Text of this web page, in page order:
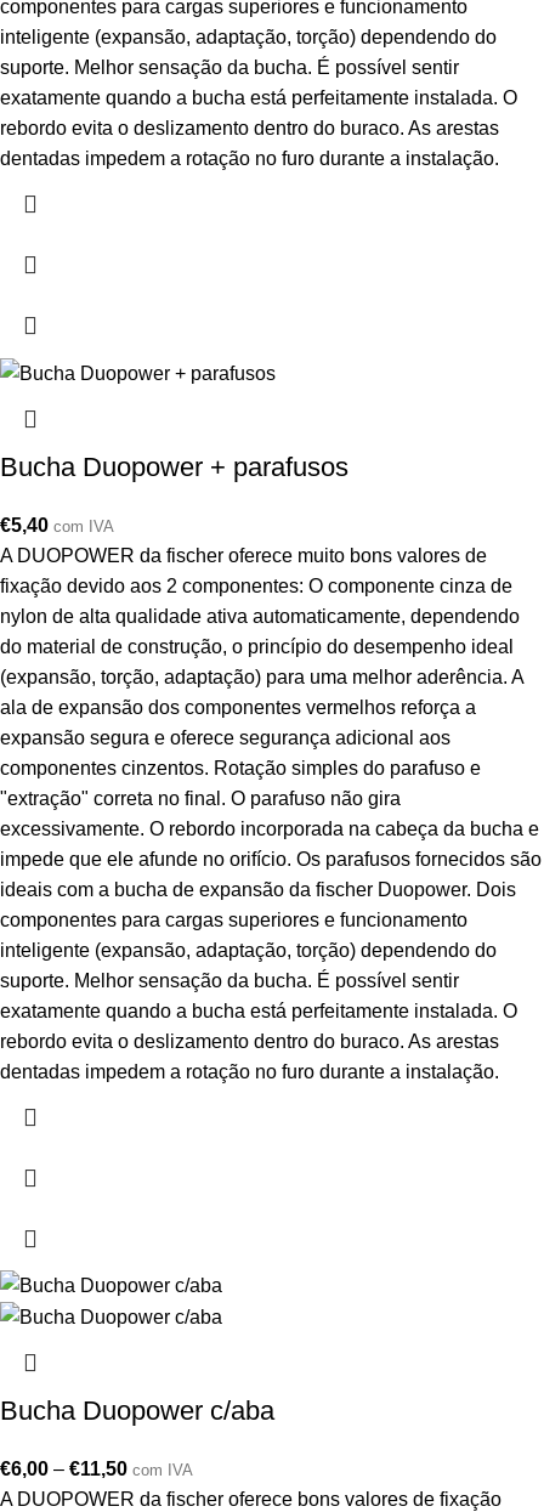
componentes para cargas superiores e funcionamento
inteligente (expansão, adaptação, torção) dependendo do
suporte. Melhor sensação da bucha. É possível sentir
exatamente quando a bucha está perfeitamente instalada. O
rebordo evita o deslizamento dentro do buraco. As arestas
dentadas impedem a rotação no furo durante a instalação.
Bucha Duopower + parafusos
€5,40 com IVA
A DUOPOWER da fischer oferece muito bons valores de
fixação devido aos 2 componentes: O componente cinza de
nylon de alta qualidade ativa automaticamente, dependendo
do material de construção, o princípio do desempenho ideal
(expansão, torção, adaptação) para uma melhor aderência. A
ala de expansão dos componentes vermelhos reforça a
expansão segura e oferece segurança adicional aos
componentes cinzentos. Rotação simples do parafuso e
"extração" correta no final. O parafuso não gira
excessivamente. O rebordo incorporada na cabeça da bucha e
impede que ele afunde no orifício. Os parafusos fornecidos são
ideais com a bucha de expansão da fischer Duopower. Dois
componentes para cargas superiores e funcionamento
inteligente (expansão, adaptação, torção) dependendo do
suporte. Melhor sensação da bucha. É possível sentir
exatamente quando a bucha está perfeitamente instalada. O
rebordo evita o deslizamento dentro do buraco. As arestas
dentadas impedem a rotação no furo durante a instalação.
Bucha Duopower c/aba
€6,00 – €11,50 com IVA
A DUOPOWER da fischer oferece bons valores de fixação